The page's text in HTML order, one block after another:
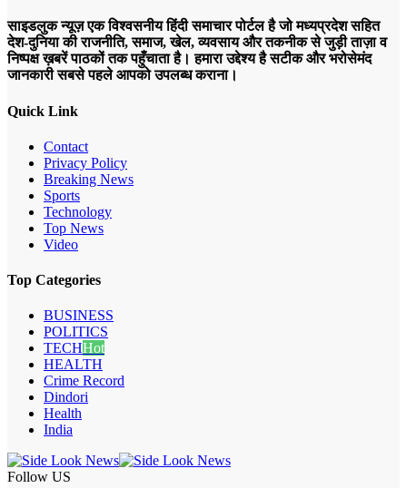
साइडलुक न्यूज़ एक विश्वसनीय हिंदी समाचार पोर्टल है जो मध्यप्रदेश सहित
देश-दुनिया की राजनीति, समाज, खेल, व्यवसाय और तकनीक से जुड़ी ताज़ा व
निष्पक्ष ख़बरें पाठकों तक पहुँचाता है। हमारा उद्देश्य है सटीक और भरोसेमंद
जानकारी सबसे पहले आपको उपलब्ध कराना।
Quick Link
Contact
Privacy Policy
Breaking News
Sports
Technology
Top News
Video
Top Categories
BUSINESS
POLITICS
TECHHot
HEALTH
Crime Record
Dindori
Health
India
Follow US